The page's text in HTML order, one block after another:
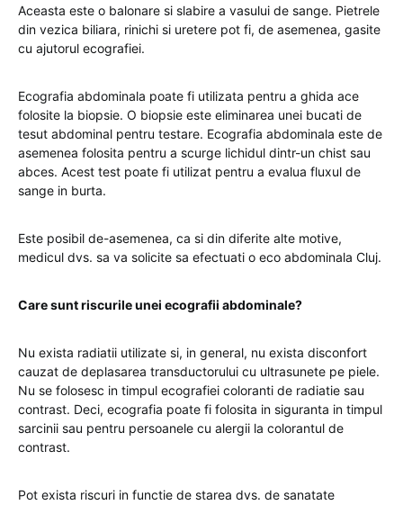
Aceasta este o balonare si slabire a vasului de sange. Pietrele
din vezica biliara, rinichi si uretere pot fi, de asemenea, gasite
cu ajutorul ecografiei.
Ecografia abdominala poate fi utilizata pentru a ghida ace
folosite la biopsie. O biopsie este eliminarea unei bucati de
tesut abdominal pentru testare. Ecografia abdominala este de
asemenea folosita pentru a scurge lichidul dintr-un chist sau
abces. Acest test poate fi utilizat pentru a evalua fluxul de
sange in burta.
Este posibil de-asemenea, ca si din diferite alte motive,
medicul dvs. sa va solicite sa efectuati o eco abdominala Cluj.
Care sunt riscurile unei ecografii abdominale?
Nu exista radiatii utilizate si, in general, nu exista disconfort
cauzat de deplasarea transductorului cu ultrasunete pe piele.
Nu se folosesc in timpul ecografiei coloranti de radiatie sau
contrast. Deci, ecografia poate fi folosita in siguranta in timpul
sarcinii sau pentru persoanele cu alergii la colorantul de
contrast.
Pot exista riscuri in functie de starea dvs. de sanatate